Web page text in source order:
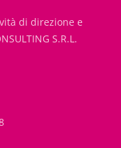
di direzione e
S.R.L.